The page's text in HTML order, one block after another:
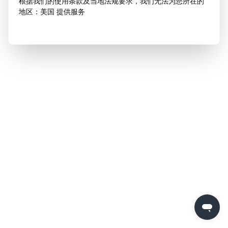
地区：美国 提供服务